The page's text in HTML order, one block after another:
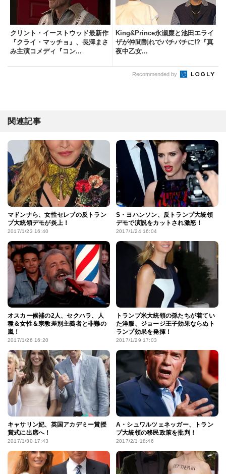
クリント・イーストウッド最新作
『クライ・マッチョ』、長澤まさ
み主演コメディ『コン...
King&Prince永瀬廉と池田エライ
ザが仲間割れでバチバチに!?『真
夜中乙女...
Recommended by
関連記事
マドンナら、女性セレブの反トラン
プ大統領デモが炎上！
2017/1/23 16:40
S・ヨハンソン、反トランプ大統領
デモで演説をカットされ激怒！
2017/1/24 16:04
オスカー候補の2人、セクハラ、人
種＆女性＆宗教差別主義者と非難の
嵐！
2017/1/26 16:20
トランプ米大統領の孫たちが着てい
た洋服、ジョージ王子効果ならぬト
ランプ効果を発揮！
2017/1/29 17:03
キャサリン妃、英国アカデミー賞授
賞式に出席へ！
2017/1/30 17:43
A・シュワルツェネッガー、トラン
プ大統領の移民政策を批判！
2017/2/1 18:46